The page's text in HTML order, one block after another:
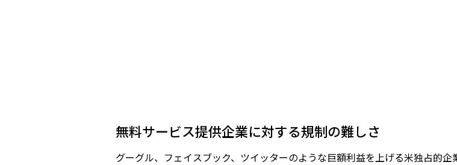
無料サービス提供企業に対する規制の難しさ
グーグル、フェイスブック、ツイッターのような巨額利益を上げる米独占的